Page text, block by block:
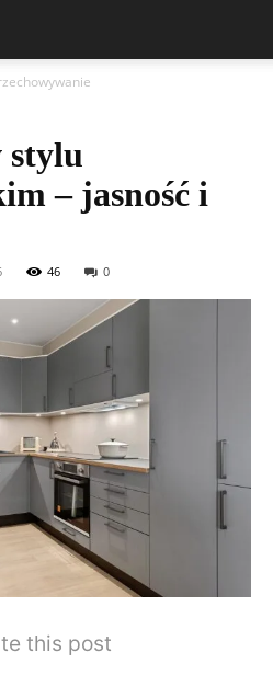
stylu
– jasność i
46 0
this post